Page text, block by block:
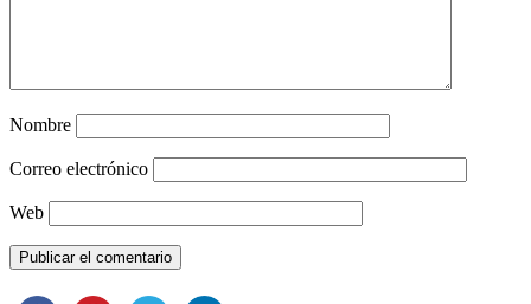
Nombre
Correo electrónico
Web